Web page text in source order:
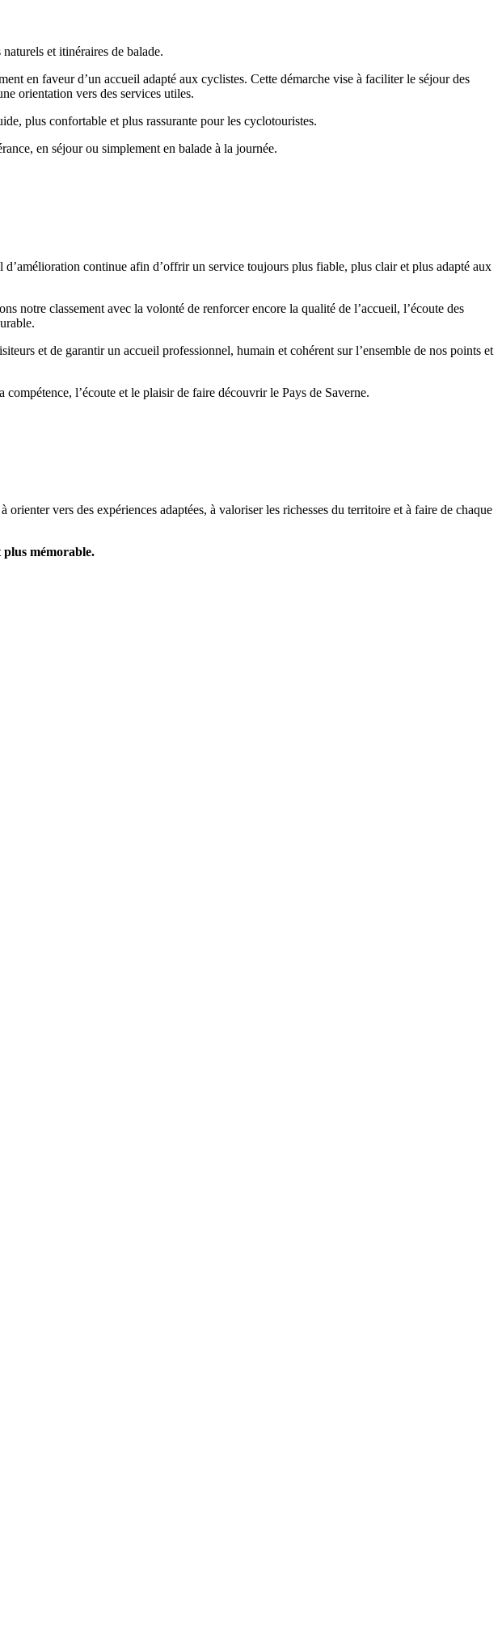
et itinéraires de balade.
en faveur d’un accueil adapté aux cyclistes. Cette démarche vise à faciliter le séjour des
orientation vers des services utiles.
plus confortable et plus rassurante pour les cyclotouristes.
en séjour ou simplement en balade à la journée.
continue afin d’offrir un service toujours plus fiable, plus clair et plus adapté aux
notre classement avec la volonté de renforcer encore la qualité de l’accueil, l’écoute des
et de garantir un accueil professionnel, humain et cohérent sur l’ensemble de nos points et
l’écoute et le plaisir de faire découvrir le Pays de Saverne.
vers des expériences adaptées, à valoriser les richesses du territoire et à faire de chaque
plus mémorable.